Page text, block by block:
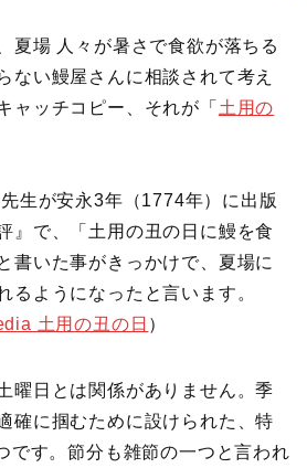
夏場 人々が暑さで食欲が落ちる
ない鰻屋さんに相談されて考え
ャッチコピー、それが「 土用の
生が安永3年（1774年）に出版
』で、「土用の丑の日に鰻を食
書いた事がきっかけで、夏場に
るようになったと言います。
土用の丑の日 ）
曜日とは関係がありません。季
確に掴むために設けられた、特
です。節分も雑節の一つと言われ